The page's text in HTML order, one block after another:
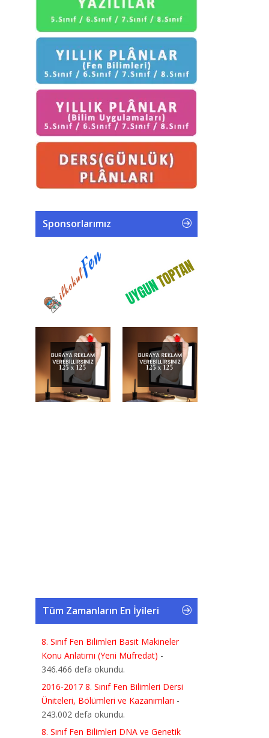
Sponsorlarımız
Tüm Zamanların En İyileri
8. Sınıf Fen Bilimleri Basit Makineler
Konu Anlatımı (Yeni Müfredat) -
346.466 defa okundu.
2016-2017 8. Sınıf Fen Bilimleri Dersi
Üniteleri, Bölümleri ve Kazanımları -
243.002 defa okundu.
8. Sınıf Fen Bilimleri DNA ve Genetik